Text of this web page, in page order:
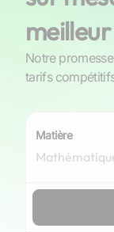
Notre
tarifs
Matière